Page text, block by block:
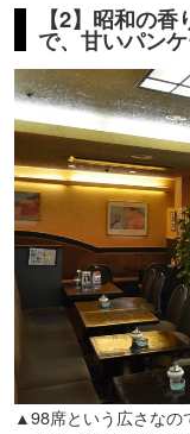
【2】昭和の
で、甘いパン
▲98席という広さなの